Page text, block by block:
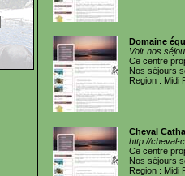
Domaine
Voir nos
Ce centre
Nos séjours
Region : Midi
Cheval
http://cheval-
Ce centre
Nos séjours
Region : Midi